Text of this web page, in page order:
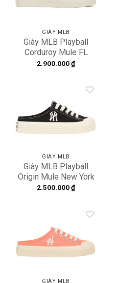
GIÀY MLB
Giày MLB Playball
Corduroy Mule FL
New York Yankees
2.900.000₫
Add to
wishlist
GIÀY MLB
Giày MLB Playball
Origin Mule New York
Yankees Black
2.500.000₫
Add to
wishlist
GIÀY MLB